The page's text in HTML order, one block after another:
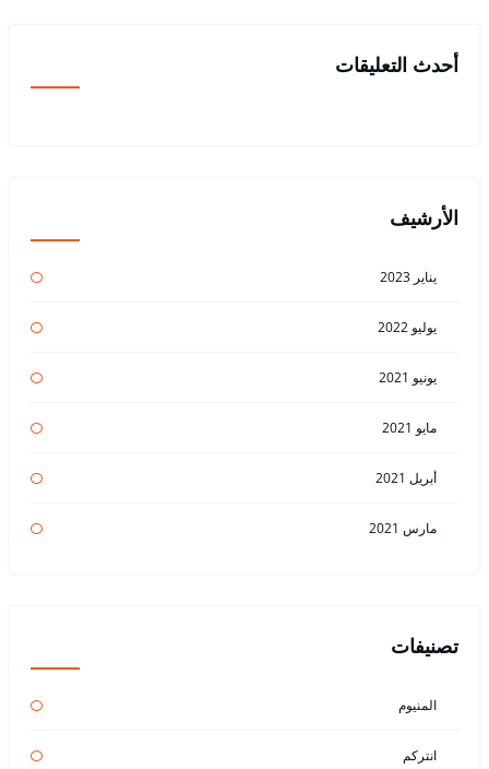
أحدث التعليقات
الأرشيف
يناير 2023
يوليو 2022
يونيو 2021
مايو 2021
أبريل 2021
مارس 2021
تصنيفات
المنيوم
انتركم